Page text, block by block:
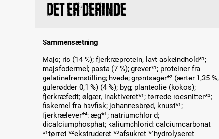
Det er derinde
Sammensætning
Majs; ris (14 %); fjerkræprotein, lavt askeindhold*¹;
majsfodermel; pasta (7 %); grever*¹; proteiner fra
gelatinefremstilling; hvede; grøntsager*² (ærter 1,35 %,
gulerødder 0,1 %) (4 %); byg; planteolie (kokos);
fjerkræfedt; ølgær, inaktiveret*¹; tørrede roesnitter*³;
fiskemel fra havfisk; johannesbrød, knust*¹;
fjerkrælever*⁴; æg*¹; natriumchlorid;
dicalciumphosphat; kaliumchlorid; calciumcarbonat
*¹tørret *²ekstruderet *³afsukret *⁴hydrolyseret